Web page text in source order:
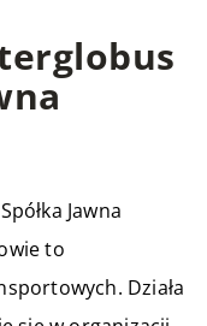
Jawna
to
Działa